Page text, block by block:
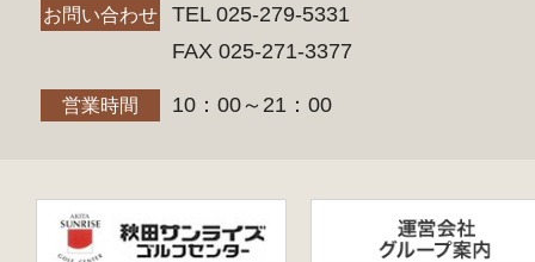
お問い合わせ
TEL 025-279-5331
FAX 025-271-3377
営業時間 10：00～21：00